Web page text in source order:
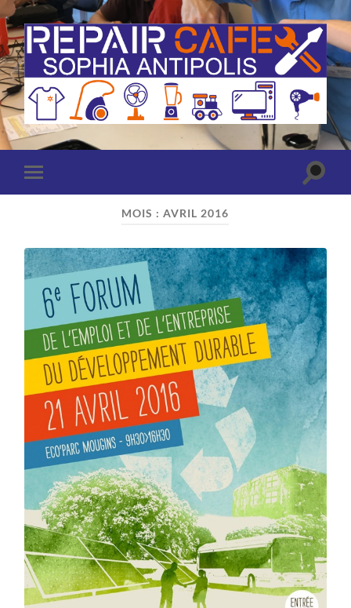
Repair
Café
Sophia
mobile
Toggle
MOIS :AVRIL 2016